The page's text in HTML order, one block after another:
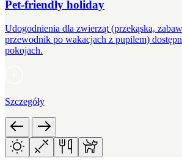
Pet-friendly holiday
Udogodnienia dla zwierząt (przekąska,
przewodnik po wakacjach z pupilem)
pokojach.
Szczegóły